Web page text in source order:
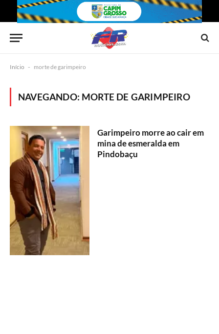
Início - morte de garimpeiro
NAVEGANDO: MORTE DE GARIMPEIRO
Garimpeiro morre ao cair em
mina de esmeralda em
Pindobaçu